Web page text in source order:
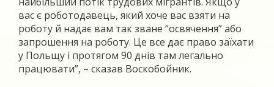
вас є роботодавець, який хоче вас взяти на
роботу й надає вам так зване “освячення” або
запрошення на роботу. Це все дає право заїхати
у Польщу і протягом 90 днів там легально
працювати”, – сказав Воскобойник.